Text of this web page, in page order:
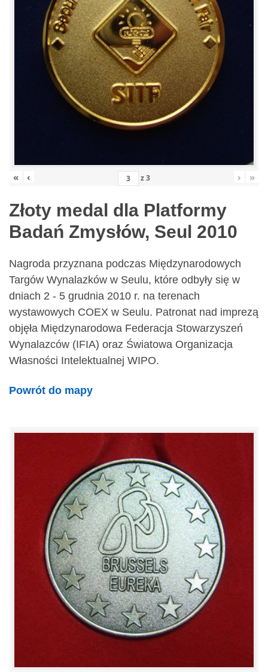
« ‹ z3 › »
Złoty medal dla Platformy
Badań Zmysłów, Seul 2010
Nagroda przyznana podczas Międzynarodowych
Targów Wynalazków w Seulu, które odbyły się w
dniach 2 - 5 grudnia 2010 r. na terenach
wystawowych COEX w Seulu. Patronat nad imprezą
objęła Międzynarodowa Federacja Stowarzyszeń
Wynalazców (IFIA) oraz Światowa Organizacja
Własności Intelektualnej WIPO.
Powrót do mapy